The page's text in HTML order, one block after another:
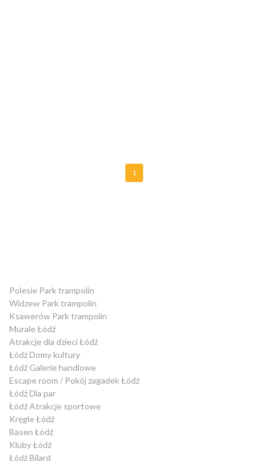
1
Polesie Park trampolin
Widzew Park trampolin
Ksawerów Park trampolin
Murale Łódź
Atrakcje dla dzieci Łódź
Łódź Domy kultury
Łódź Galerie handlowe
Escape room / Pokój zagadek Łódź
Łódź Dla par
Łódź Atrakcje sportowe
Kręgle Łódź
Basen Łódź
Kluby Łódź
Łódź Bilard